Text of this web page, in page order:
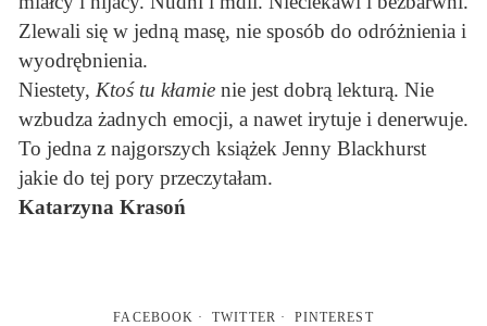
Zlewali się w jedną masę, nie sposób do odróżnienia i
wyodrębnienia.
Niestety, Ktoś tu kłamienie jest dobrą lekturą. Nie
wzbudza żadnych emocji, a nawet irytuje i denerwuje.
To jedna z najgorszych książek Jenny Blackhurst
jakie do tej pory przeczytałam.
Katarzyna Krasoń
FACEBOOK TWITTER PINTEREST